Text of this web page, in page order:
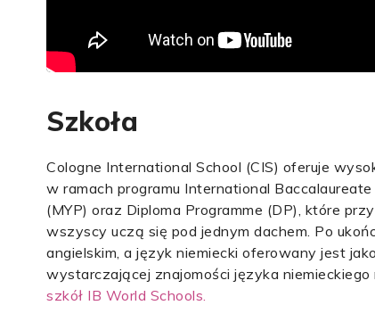
Szkoła
Cologne International School (CIS) oferuje
w ramach programu International
(MYP) oraz Diploma Programme (DP), które
wszyscy uczą się pod jednym dachem. Po
angielskim, a język niemiecki oferowany jest
wystarczającej znajomości języka
szkół IB World Schools.